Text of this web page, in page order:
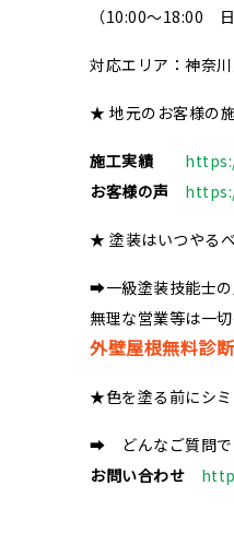
（10:00～18:00 日
対応エリア：神奈
★ 地元のお客様の
施工実績
お客様の声
★ 塗装はいつやる
➡一級塗装技能士の
無理な営業等は一
外壁屋根無料診断
★色を塗る前にシ
➡ どんなご質問で
お問い合わせ